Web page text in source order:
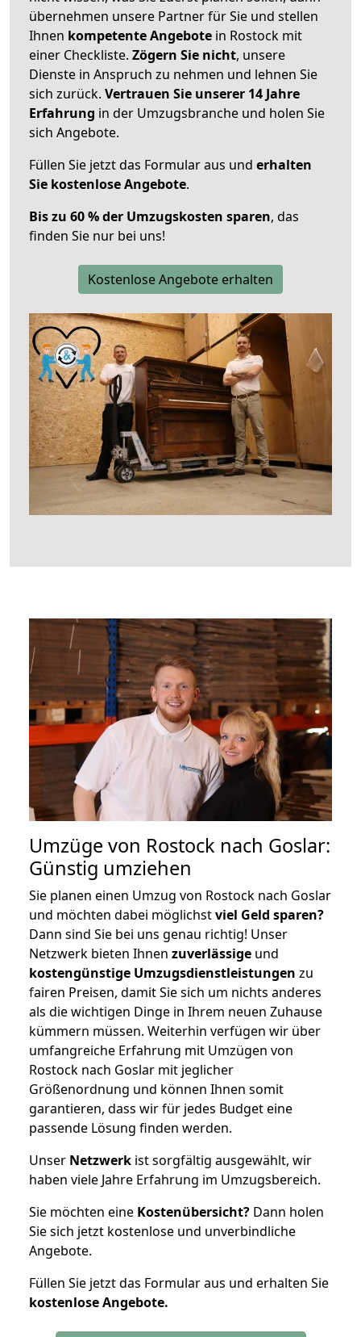
übernehmen unsere Partner für Sie und stellen
Ihnen kompetente Angebote in Rostock mit
einer Checkliste. Zögern Sie nicht, unsere
Dienste in Anspruch zu nehmen und lehnen Sie
sich zurück. Vertrauen Sie unserer 14 Jahre
Erfahrung in der Umzugsbranche und holen Sie
sich Angebote.
Füllen Sie jetzt das Formular aus und erhalten
Sie kostenlose Angebote.
Bis zu 60 % der Umzugskosten sparen, das
finden Sie nur bei uns!
Kostenlose Angebote erhalten
Umzüge von Rostock nach Goslar:
Günstig umziehen
Sie planen einen Umzug von Rostock nach Goslar
und möchten dabei möglichstviel Geld sparen?
Dann sind Sie bei uns genau richtig! Unser
Netzwerk bieten Ihnen zuverlässige und
kostengünstige Umzugsdienstleistungen zu
fairen Preisen, damit Sie sich um nichts anderes
als die wichtigen Dinge in Ihrem neuen Zuhause
kümmern müssen. Weiterhin verfügen wir über
umfangreiche Erfahrung mit Umzügen von
Rostock nach Goslar mit jeglicher
Größenordnung und können Ihnen somit
garantieren, dass wir für jedes Budget eine
passende Lösung finden werden.
Unser Netzwerk ist sorgfältig ausgewählt, wir
haben viele Jahre Erfahrung im Umzugsbereich.
Sie möchten eine Kostenübersicht? Dann holen
Sie sich jetzt kostenlose und unverbindliche
Angebote.
Füllen Sie jetzt das Formular aus und erhalten Sie
kostenloseAngebote.